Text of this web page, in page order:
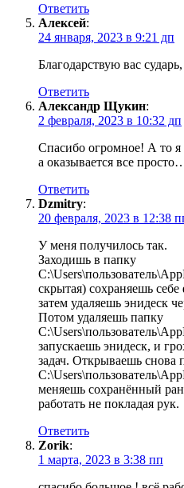
Ответить
Алексей:
24 января, 2023 в 9:21 дп
Благодарствую вас
Ответить
Александр Щукин:
2 февраля, 2023 в 10:32 дп
Спасибо огромное! А то
а оказывается все
Ответить
Dzmitry:
20 февраля, 2023 в 12:38
У меня получилось так.
Заходишь в папку
скрытая) сохраняешь
затем удаляешь энидеск
Потом удаляешь папку
запускаешь энидеск, и
задач. Открываешь снова
меняешь сохранённый
работать не покладая рук.
Ответить
Zorik:
1 марта, 2023 в 3:38 пп